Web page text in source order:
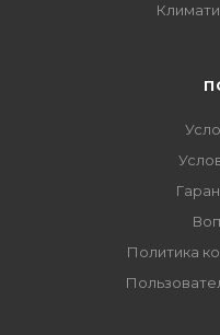
Политика